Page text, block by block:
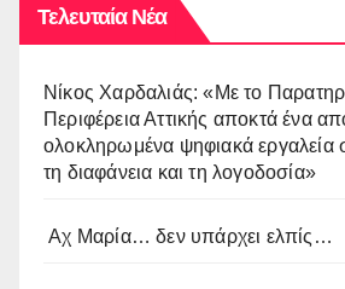
Τελευταία Νέα
Νίκος Χαρδαλιάς: «Με το
Περιφέρεια Αττικής αποκτά ένα
ολοκληρωμένα ψηφιακά
τη διαφάνεια και τη λογοδοσία»
Αχ Μαρία… δεν υπάρχει ελπίς…